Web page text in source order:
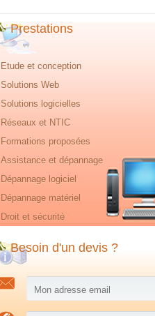
Prestations
Etude et conception
Solutions Web
Solutions logicielles
Réseaux et NTIC
Formations proposées
Assistance et dépannage
Dépannage logiciel
Dépannage matériel
Droit et sécurité
Besoin d'un devis ?